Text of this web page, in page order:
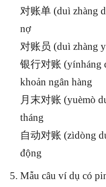
对账单 (duì zhàng
nợ
对账员 (duì zhàng
银行对账 (yínháng
khoản ngân hàng
月末对账 (yuèmò
tháng
自动对账 (zìdòng
động
Mẫu câu ví dụ có